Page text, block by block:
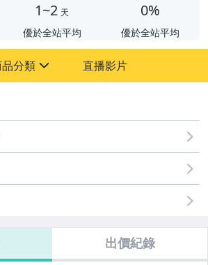
1~2 天
優於全站平均
0%
優於全站平均
分類 直播影片
出價紀錄